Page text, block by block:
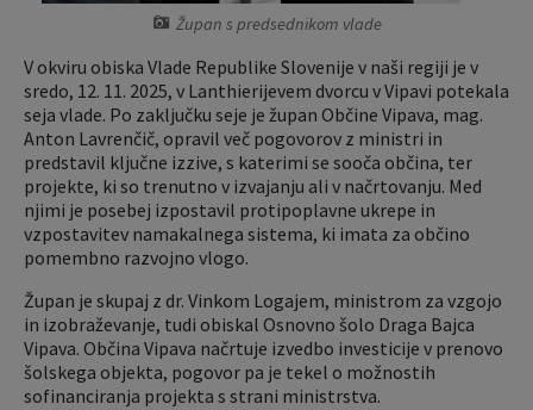
Župan s predsednikom vlade
V okviru obiska Vlade Republike Slovenije v naši regiji je v
sredo, 12. 11. 2025, v Lanthierijevem dvorcu v Vipavi potekala
seja vlade. Po zaključku seje je župan Občine Vipava, mag.
Anton Lavrenčič, opravil več pogovorov z ministri in
predstavil ključne izzive, s katerimi se sooča občina, ter
projekte, ki so trenutno v izvajanju ali v načrtovanju. Med
njimi je posebej izpostavil protipoplavne ukrepe in
vzpostavitev namakalnega sistema, ki imata za občino
pomembno razvojno vlogo.
Župan je skupaj z dr. Vinkom Logajem, ministrom za vzgojo
in izobraževanje, tudi obiskal Osnovno šolo Draga Bajca
Vipava. Občina Vipava načrtuje izvedbo investicije v prenovo
šolskega objekta, pogovor pa je tekel o možnostih
sofinanciranja projekta s strani ministrstva.
Krajevne skupnosti
Naselja v občini
Organigram
Varstvo osebnih podatkov
Temeljni akti občine
Strateški dokumenti
Katalog informacij javnega značaja
Predpisi in odloki
Lokalno glasilo
Proračun občine
Lokalne volitve
Načrt ravnanja s stvarnim premoženjem